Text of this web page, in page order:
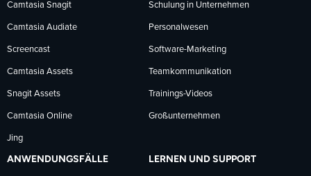
folgen
folgenfolgen
Camtasia Snagit
Camtasia Audiate
Screencast
Camtasia Assets
Snagit Assets
Camtasia Online
Jing
Schulung in Unternehmen
Personalwesen
Software-Marketing
Teamkommunikation
Trainings-Videos
Großunternehmen
ANWENDUNGSFÄLLE LERNEN UND SUPPORT